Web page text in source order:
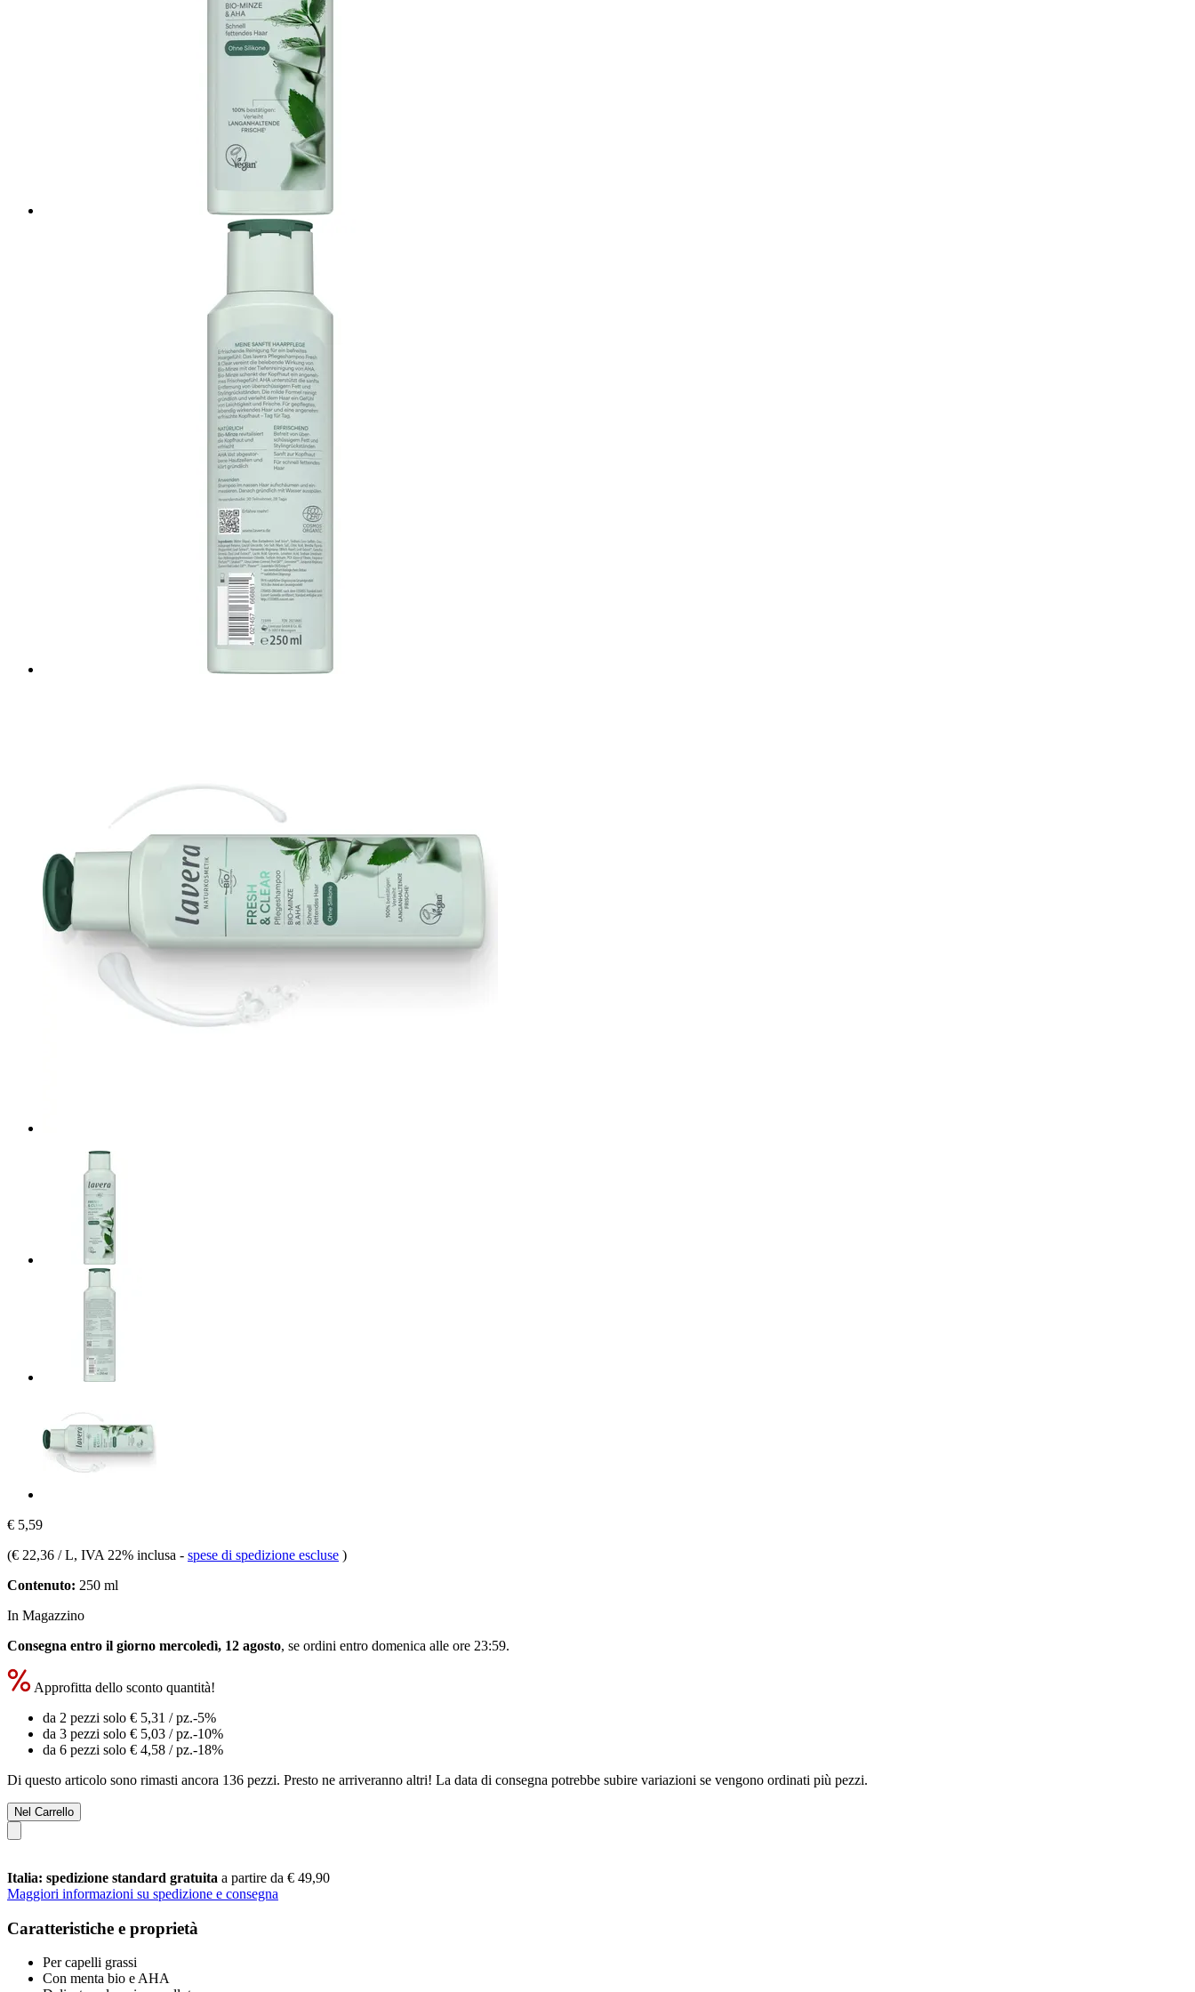
€ 5,59
(€ 22,36 / L, IVA 22% inclusa - spese di spedizione escluse )
Contenuto: 250 ml
In Magazzino
Consegna entro il giorno mercoledì, 12 agosto, se ordini entro domenica alle ore 23:59.
Approfitta dello sconto quantità!
da 2 pezzi solo € 5,31 / pz.-5%
da 3 pezzi solo € 5,03 / pz.-10%
da 6 pezzi solo € 4,58 / pz.-18%
Di questo articolo sono rimasti ancora 136 pezzi. Presto ne arriveranno altri! La data di consegna potrebbe subire variazioni se vengono ordinati più pezzi.
Nel Carrello
Italia: spedizione standard gratuita a partire da € 49,90
Maggiori informazioni su spedizione e consegna
Caratteristiche e proprietà
Per capelli grassi
Con menta bio e AHA